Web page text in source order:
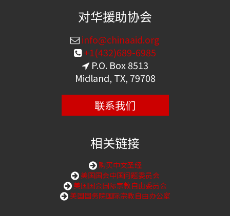
对华援助协会
info@chinaaid.org
+1(432)689-6985
P.O. Box 8513
Midland, TX, 79708
联系我们
相关链接
购买中文圣经
美国国会中国问题委员会
美国国会国际宗教自由委员会
美国国务院国际宗教自由办公室